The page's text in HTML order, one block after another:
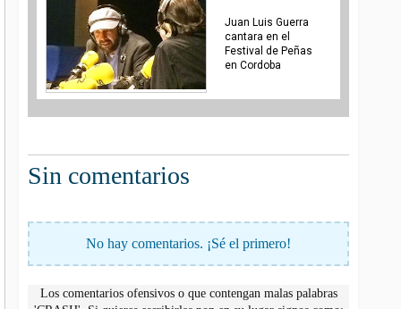
Juan Luis Guerra
cantara en el
Festival de Peñas
en Cordoba
Sin comentarios
No hay comentarios. ¡Sé el primero!
Los comentarios ofensivos o que contengan malas palabras